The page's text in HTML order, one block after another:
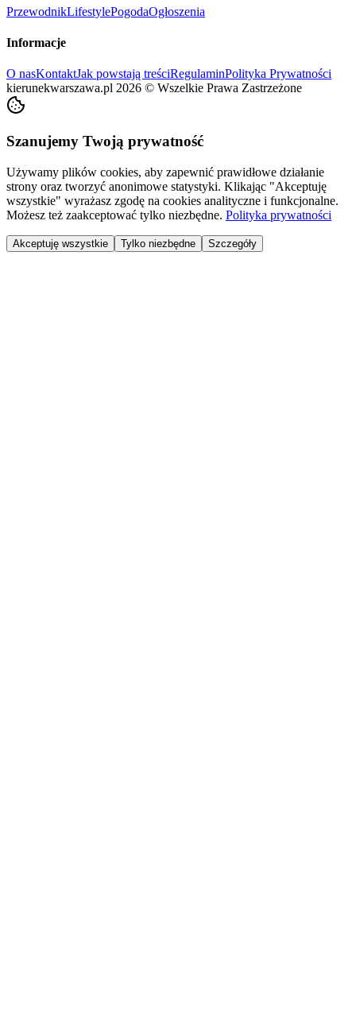
PrzewodnikLifestylePogodaOgłoszenia
Informacje
O nasKontaktJak powstają treściRegulaminPolityka Prywatności
kierunekwarszawa.pl 2026 © Wszelkie Prawa Zastrzeżone
Szanujemy Twoją prywatność
Używamy plików cookies, aby zapewnić prawidłowe działanie
strony oraz tworzyć anonimowe statystyki. Klikając "Akceptuję
wszystkie" wyrażasz zgodę na cookies analityczne i funkcjonalne.
Możesz też zaakceptować tylko niezbędne. Polityka prywatności
Akceptuję wszystkie Tylko niezbędne Szczegóły